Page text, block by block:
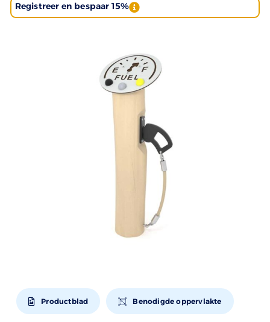
Registreer en bespaar 15%
Productblad Benodigde oppervlakte